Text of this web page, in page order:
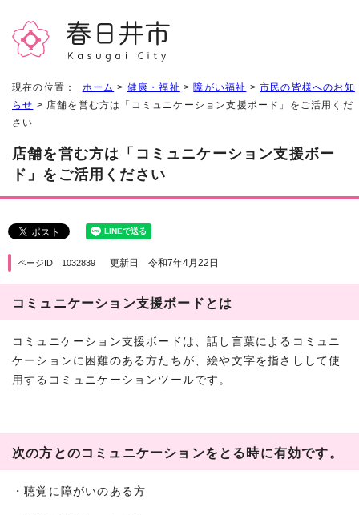
現在の位置： ホーム > 健康・福祉 >障がい福祉 >市民の皆様へのお知
らせ > 店舗を営む方は「コミュニケーション支援ボード」をご活用くだ
さい
店舗を営む方は「コミュニケーション支援ボー
ド」をご活用ください
ページID 1032839 更新日 令和7年4月22日
コミュニケーション支援ボードとは
コミュニケーション支援ボードは、話し言葉によるコミュニ
ケーションに困難のある方たちが、絵や文字を指さしして使
用するコミュニケーションツールです。
次の方とのコミュニケーションをとる時に有効です。
・聴覚に障がいのある方